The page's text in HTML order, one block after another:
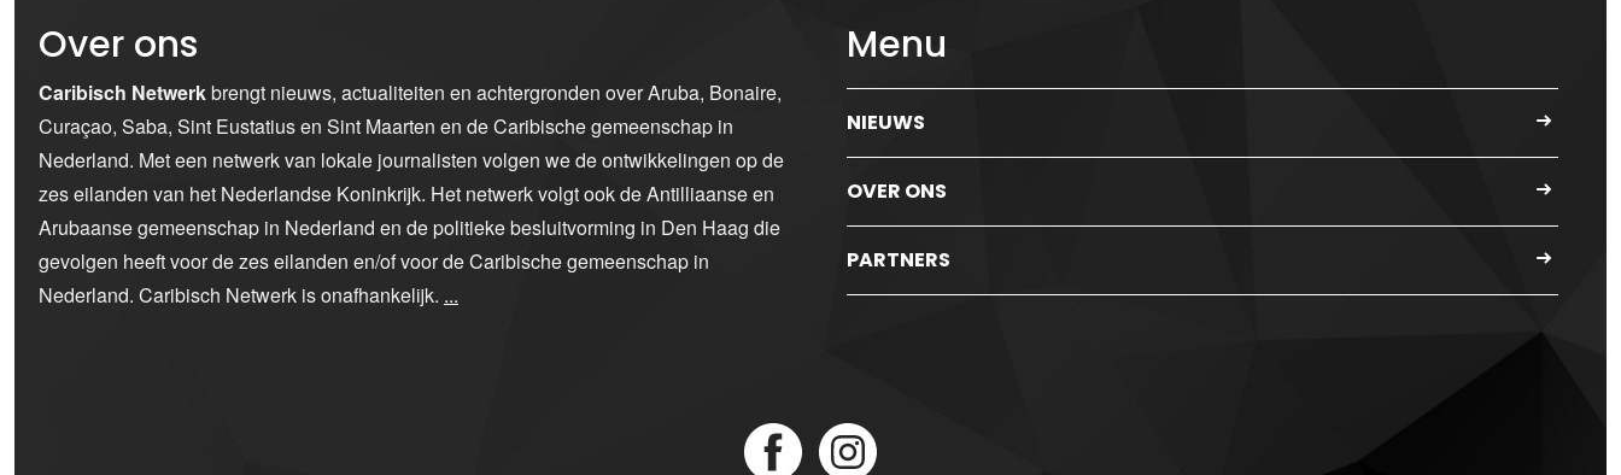
Over ons
Caribisch Netwerkbrengt nieuws, actualiteiten en achtergronden over Aruba, Bonaire,
Curaçao, Saba, Sint Eustatius en Sint Maarten en de Caribische gemeenschap in
Nederland. Met een netwerk van lokale journalisten volgen we de ontwikkelingen op de
zes eilanden van het Nederlandse Koninkrijk. Het netwerk volgt ook de Antilliaanse en
Arubaanse gemeenschap in Nederland en de politieke besluitvorming in Den Haag die
gevolgen heeft voor de zes eilanden en/of voor de Caribische gemeenschap in
Nederland. Caribisch Netwerk is onafhankelijk. ...
Menu
NIEUWS
OVER ONS
PARTNERS